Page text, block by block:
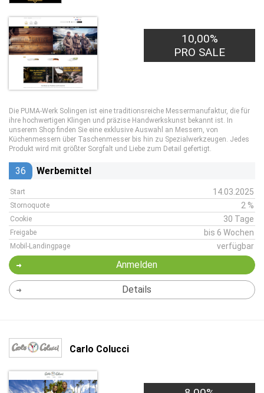
10,00%
PRO SALE
Die PUMA-Werk Solingen ist eine traditionsreiche Messermanufaktur, die für
ihre hochwertigen Klingen und präzise Handwerkskunst bekannt ist. In
unserem Shop finden Sie eine exklusive Auswahl an Messern, von
Küchenmessern über Taschenmesser bis hin zu Spezialwerkzeugen. Jedes
Produkt wird mit größter Sorgfalt und Liebe zum Detail gefertigt.
36 Werbemittel
Start 14.03.2025
Stornoquote 2 %
Cookie 30 Tage
Freigabe bis 6 Wochen
Mobil-Landingpage verfügbar
Anmelden
Details
Carlo Colucci